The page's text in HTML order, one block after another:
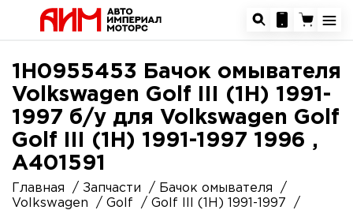
1H0955453 Бачок омывателя
Volkswagen Golf III (1H) 1991-
1997 б/у для Volkswagen Golf
Golf III (1H) 1991-1997 1996 ,
A401591
Главная Запчасти
Бачок омывателя
Volkswagen
Golf
Golf III (1H) 1991-1997